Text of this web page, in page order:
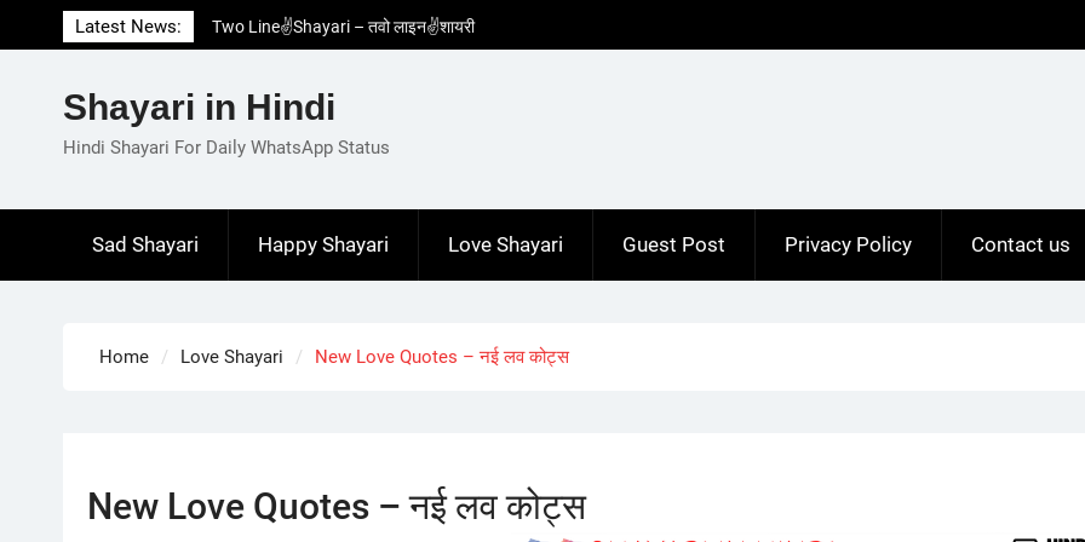
to
Latest News:
Two Line✌️Shayari – तवो लाइन✌️शायरी
Love😓Lines In Hindi – लव😓लाइन्स इन हिंदी
Love🥳Poetry In Hindi – लव🥳पोएट्री इन हिंदी
1 Line☝️Shayari In Hindi – १ लाइन☝️शायरी इन
Shayari in Hindi
Hindi Shayari For Daily WhatsApp Status
Sad Shayari Happy Shayari Love Shayari Guest Post Privacy Policy Contact us
Home Love Shayari New Love Quotes – नई लव कोट्स
New Love Quotes – नई लव कोट्स